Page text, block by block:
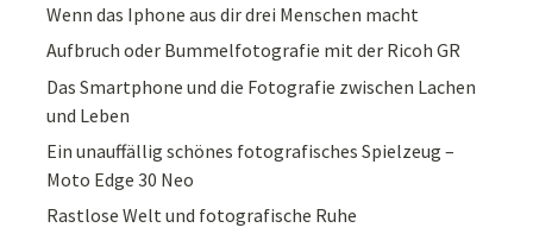
Wenn das Iphone aus dir drei Menschen macht
Aufbruch oder Bummelfotografie mit der Ricoh GR
Das Smartphone und die Fotografie zwischen Lachen
und Leben
Ein unauffällig schönes fotografisches Spielzeug –
Moto Edge 30 Neo
Rastlose Welt und fotografische Ruhe